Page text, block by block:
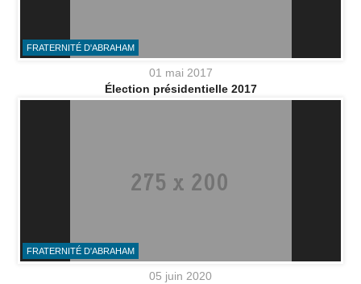
FRATERNITÉ D'ABRAHAM
01 mai 2017
Élection présidentielle 2017
FRATERNITÉ D'ABRAHAM
05 juin 2020